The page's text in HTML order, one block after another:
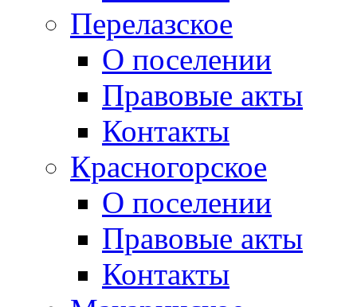
Перелазское
О поселении
Правовые акты
Контакты
Красногорское
О поселении
Правовые акты
Контакты